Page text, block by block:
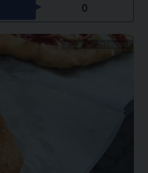
0
ZDROJ: SHUTTERSTOCK